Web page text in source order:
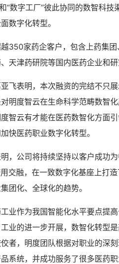
“数字工厂”彼此协同的数智科
数字化转型。
350家药企客户，包含上药集
天津药研院等国内医药企业和研
飞表明，本次融资的完结不只
明度智云在生命科学范畴数智
智云有才能在医药数智化方面
快医药职业数字化转型。
，公司将持续坚持以客户成功
交融，在一致数字化基座上打
团化、全球化的趋势。
业作为我国智能化水平要点提
业的进一步开展，数智化转型
者，明度团队根据对职业的深
系统，并成功服务了很多医药